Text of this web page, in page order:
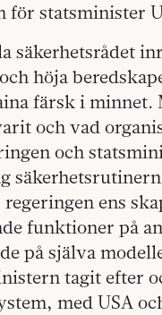
för statsminister
säkerhetsrådet
höja
färsk i
och vad
och
ens
funktioner på
på själva
tagit efter
med USA